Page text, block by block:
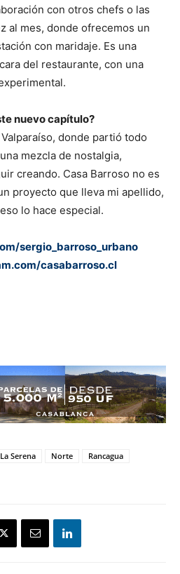
con otros chefs o las
al mes, donde ofrecemos un
con maridaje. Es una
del restaurante, con una
nuevo capítulo?
donde partió todo
mezcla de nostalgia,
creando. Casa Barroso no es
proyecto que lleva mi apellido,
lo hace especial.
sergio_barroso_urbano
casabarroso.cl
La Serena Norte
Rancagua